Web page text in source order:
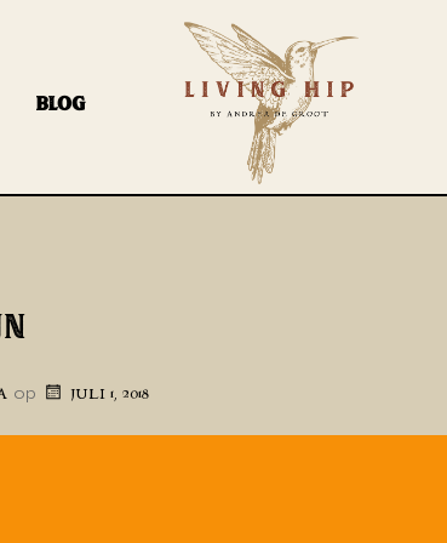
BLOG
op JULI 1, 2018